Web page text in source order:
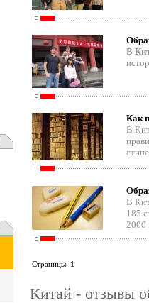
В
Как
В
В
185
2000
Страницы: 1
Китай - отзывы